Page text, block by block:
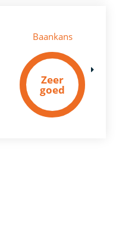
Baankans
Zeer
goed